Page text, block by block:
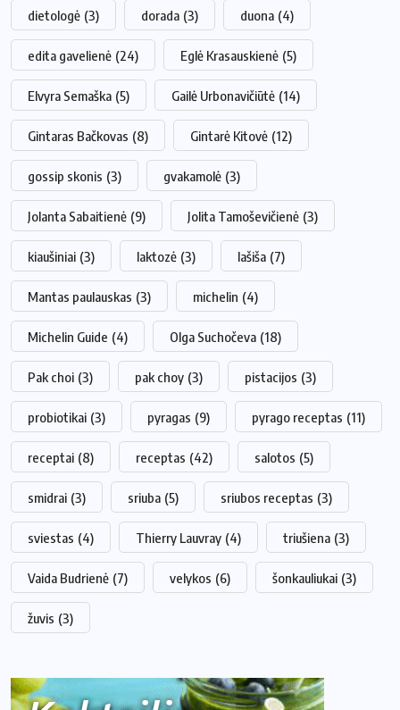
dietologė (3) dorada (3) duona (4)
edita gavelienė (24) Eglė Krasauskienė (5)
Elvyra Semaška (5) Gailė Urbonavičiūtė (14)
Gintaras Bačkovas (8) Gintarė Kitovė (12)
gossip skonis (3) gvakamolė (3)
Jolanta Sabaitienė (9) Jolita Tamoševičienė (3)
kiaušiniai (3) laktozė (3) lašiša (7)
Mantas paulauskas (3) michelin (4)
Michelin Guide (4) Olga Suchočeva (18)
Pak choi (3) pak choy (3) pistacijos (3)
probiotikai (3) pyragas (9) pyrago receptas (11)
receptai (8) receptas (42) salotos (5)
smidrai (3) sriuba (5) sriubos receptas (3)
sviestas (4) Thierry Lauvray (4) triušiena (3)
Vaida Budrienė (7) velykos (6) šonkauliukai (3)
žuvis (3)